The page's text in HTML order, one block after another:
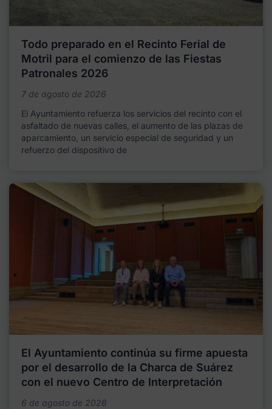
Todo preparado en el Recinto Ferial de
Motril para el comienzo de las Fiestas
Patronales 2026
7 de agosto de 2026
El Ayuntamiento refuerza los servicios del recinto con el
asfaltado de nuevas calles, el aumento de las plazas de
aparcamiento, un servicio especial de seguridad y un
refuerzo del dispositivo de
El Ayuntamiento continúa su firme apuesta
por el desarrollo de la Charca de Suárez
con el nuevo Centro de Interpretación
6 de agosto de 2026